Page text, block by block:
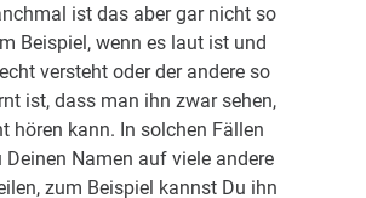
ist das aber gar nicht so
Beispiel, wenn es laut ist und
versteht oder der andere so
ist, dass man ihn zwar sehen,
hören kann. In solchen Fällen
Deinen Namen auf viele andere
zum Beispiel kannst Du ihn